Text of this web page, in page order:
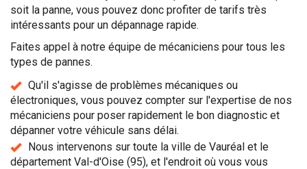
soit la panne, vous pouvez donc profiter de tarifs très
intéressants pour un dépannage rapide.
Faites appel à notre équipe de mécaniciens pour tous les
types de pannes.
Qu'il s'agisse de problèmes mécaniques ou
électroniques, vous pouvez compter sur l'expertise de nos
mécaniciens pour poser rapidement le bon diagnostic et
dépanner votre véhicule sans délai.
Nous intervenons sur toute la ville de Vauréal et le
département Val-d'Oise (95), et l'endroit où vous vous